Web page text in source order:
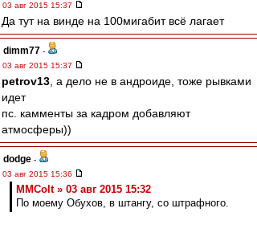
03 авг 2015 15:37
Да тут на винде на 100мигабит всё лагает
dimm77 -
03 авг 2015 15:37
petrov13 , а дело не в андроиде, тоже рывками
идет
пс. камменты за кадром добавляют
атмосферы))
dodge -
03 авг 2015 15:36
MMColt » 03 авг 2015 15:32
По моему Обухов, в штангу, со штрафного.